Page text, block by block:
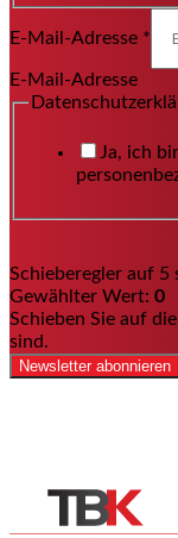
E-Mail-Adresse *
E-Mail-Adresse
Ja, ich
Schieberegler auf 5
Gewählter Wert: 0
Schieben Sie auf
sind.
Newsletter abonnieren